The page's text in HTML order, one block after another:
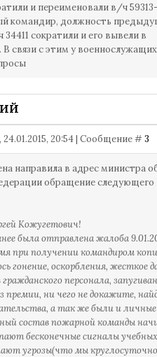
и переименовали в/ч
командир, должность
сократили и его вывели в
В связи с этим у военнослужащих
20:54 | Сообщение #3
направила в адрес министра
обращение следующего
Кожугетович!
была отправлена жалоба
при получении командиром
гонение, оскорбления, жесткое
персонала,
премии, ни чего не докажите,
а так же были и личные
состав пожарной команды
бесконечные сигналы
угрозы(что мы